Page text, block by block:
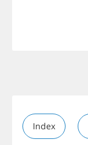
Index